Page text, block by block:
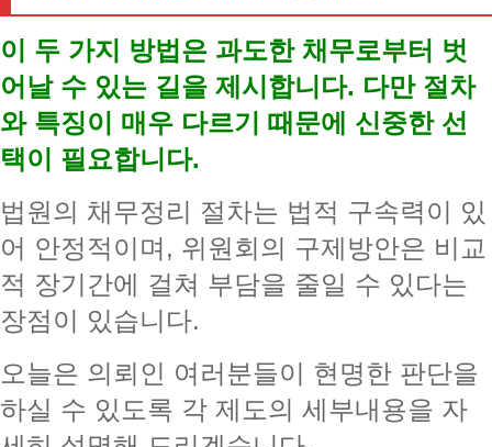
이 두 가지 방법은 과도한 채무로부터 벗
어날 수 있는 길을 제시합니다. 다만 절차
와 특징이 매우 다르기 때문에 신중한 선
택이 필요합니다.
법원의 채무정리 절차는 법적 구속력이 있
어 안정적이며, 위원회의 구제방안은 비교
적 장기간에 걸쳐 부담을 줄일 수 있다는
장점이 있습니다.
오늘은 의뢰인 여러분들이 현명한 판단을
하실 수 있도록 각 제도의 세부내용을 자